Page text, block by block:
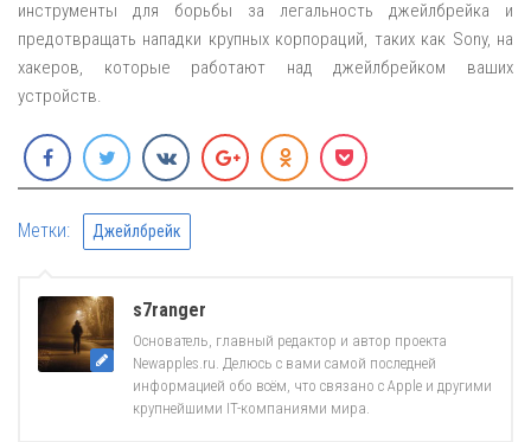
инструменты для борьбы за легальность джейлбрейка и
предотвращать нападки крупных корпораций, таких как Sony, на
хакеров, которые работают над джейлбрейком ваших
устройств.
Метки: Джейлбрейк
s7ranger
Основатель, главный редактор и автор проекта
Newapples.ru. Делюсь с вами самой последней
информацией обо всём, что связано с Apple и другими
крупнейшими IT-компаниями мира.